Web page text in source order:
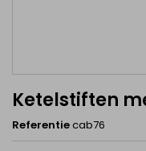
Ketelstiften
Referentiecab76